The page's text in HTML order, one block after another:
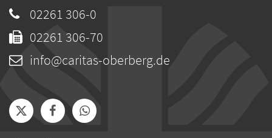
02261 306-0
02261 306-70
info@caritas-oberberg.de